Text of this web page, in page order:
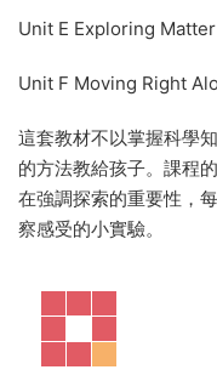
Unit E Exploring Matter
Unit F Moving Right
這套教材不以掌握科學
的方法教給孩子。課程
在強調探索的重要性，
察感受的小實驗。